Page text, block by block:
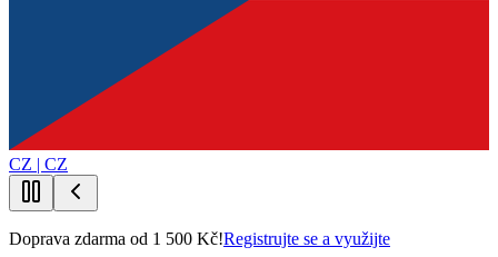
CZ | CZ
Doprava zdarma od 1 500 Kč!Registrujte se a využijte